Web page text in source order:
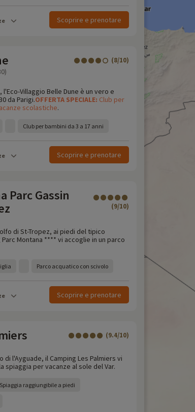
Scoprire e prenotare
(8/10)
l'Eco-Villaggio Belle Dune è un vero e
da Parigi.OFFERTA SPECIALE: Club per
scolastiche.
Club per bambini da 3 a 17 anni
Scoprire e prenotare
Parc Gassin
(9/10)
di St-Tropez, ai piedi del tipico
Montana **** vi accoglie in un parco
Parco acquatico con scivolo
Scoprire e prenotare
(9.4/10)
l'Ayguade, il Camping Les Palmiers vi
spiaggia per vacanze al sole del Var.
Spiaggia raggiungibile a piedi